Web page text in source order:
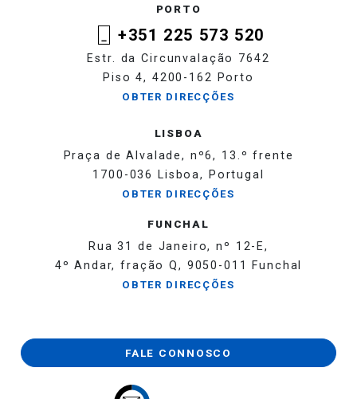
PORTO
+351 225 573 520
Estr. da Circunvalação 7642
Piso 4, 4200-162 Porto
OBTER DIRECÇÕES
LISBOA
Praça de Alvalade, nº6, 13.º frente
1700-036 Lisboa, Portugal
OBTER DIRECÇÕES
FUNCHAL
Rua 31 de Janeiro, nº 12-E,
4º Andar, fração Q, 9050-011 Funchal
OBTER DIRECÇÕES
FALE CONNOSCO